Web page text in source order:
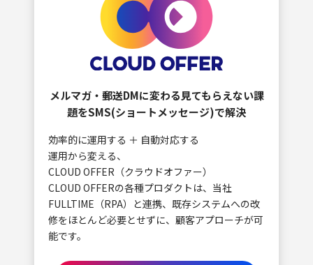
メルマガ・郵送DMに変わる見てもらえない課
題をSMS(ショートメッセージ)で解決
効率的に運用する ＋ 自動対応する
運用から変える、
CLOUD OFFER（クラウドオファー）
CLOUD OFFERの各種プロダクトは、当社
FULLTIME（RPA）と連携、既存システムへの改
修をほとんど必要とせずに、顧客アプローチが可
能です。